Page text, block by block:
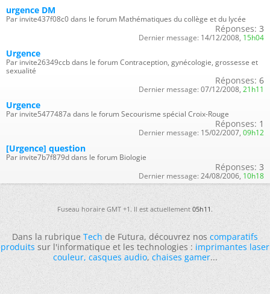
urgence DM
Par invite437f08c0 dans le forum Mathématiques du collège et du lycée
Réponses: 3
Dernier message: 14/12/2008, 15h04
Urgence
Par invite26349ccb dans le forum Contraception, gynécologie, grossesse et
sexualité
Réponses: 6
Dernier message: 07/12/2008, 21h11
Urgence
Par invite5477487a dans le forum Secourisme spécial Croix-Rouge
Réponses: 1
Dernier message: 15/02/2007, 09h12
[Urgence] question
Par invite7b7f879d dans le forum Biologie
Réponses: 3
Dernier message: 24/08/2006, 10h18
Fuseau horaire GMT +1. Il est actuellement05h11.
Dans la rubriqueTechde Futura, découvrez noscomparatifs
produitssur l'informatique et les technologies :imprimantes laser
couleur,casques audio,chaises gamer...